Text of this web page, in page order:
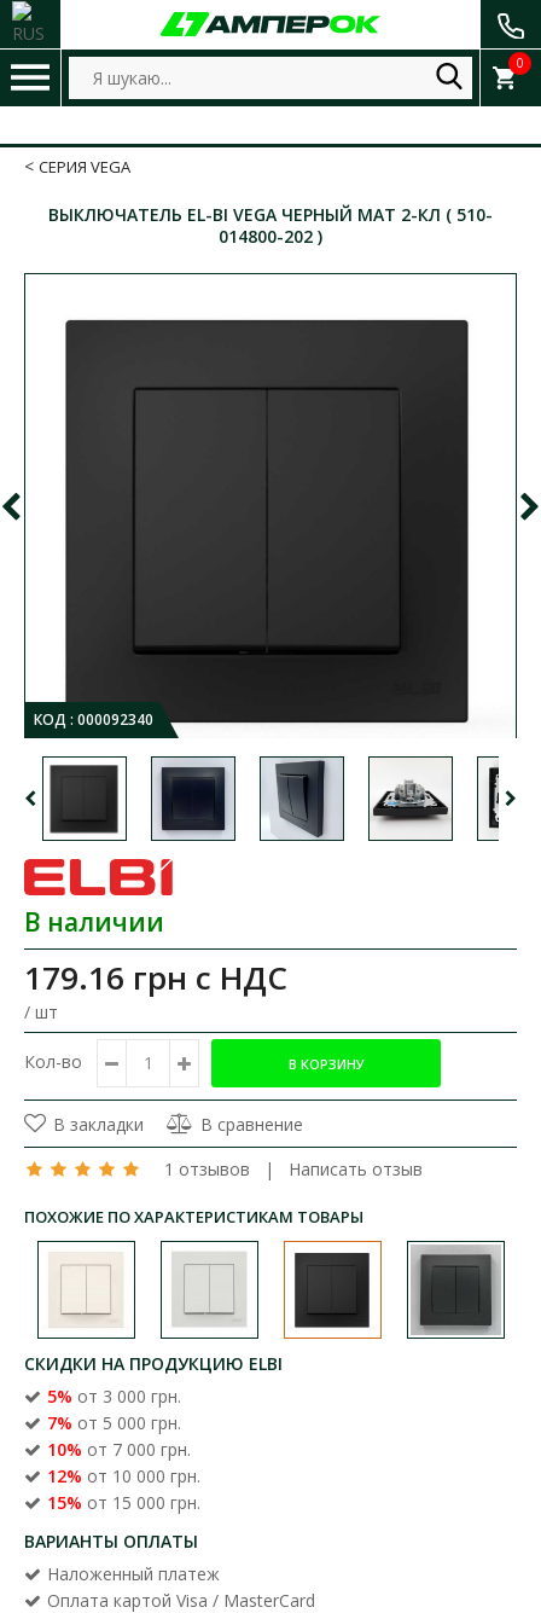
0
СЕРИЯ VEGA
ВЫКЛЮЧАТЕЛЬ EL-BI VEGA ЧЕРНЫЙ МАТ 2-КЛ ( 510-
014800-202 )
КОД : 000092340
В наличии
179.16 грн с НДС
/ шт
Кол-во
В закладки
В сравнение
1 отзывов | Написать отзыв
ПОХОЖИЕ ПО ХАРАКТЕРИСТИКАМ ТОВАРЫ
СКИДКИ НА ПРОДУКЦИЮ ELBI
5% от 3 000 грн.
7% от 5 000 грн.
10% от 7 000 грн.
12% от 10 000 грн.
15% от 15 000 грн.
ВАРИАНТЫ ОПЛАТЫ
Наложенный платеж
Оплата картой Visa / MasterCard